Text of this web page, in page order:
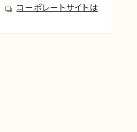
タイプⅢ
コーポレートサイトは